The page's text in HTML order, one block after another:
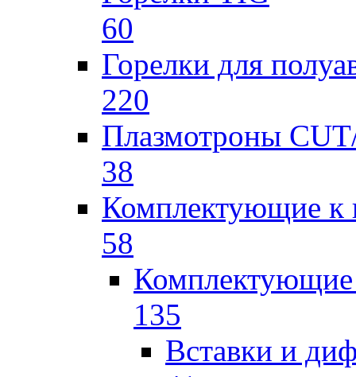
60
Горелки для
220
Плазмотроны
38
Комплектующие к
58
135
Вставки и